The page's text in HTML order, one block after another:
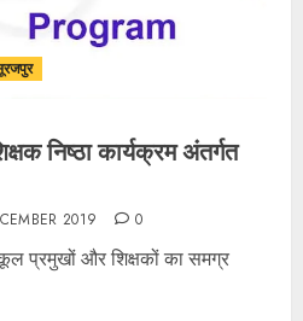
निष्ठा कार्यक्रम अंतर्गत
2019 0
प्रमुखों और शिक्षकों का समग्र